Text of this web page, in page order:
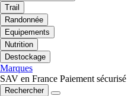
Trail
Randonnée
Equipements
Nutrition
Destockage
Marques
SAV en France Paiement sécurisé
Rechercher